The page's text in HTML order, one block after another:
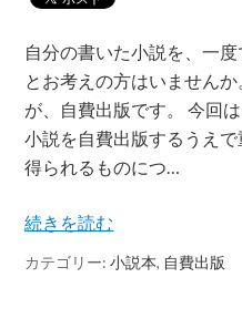
自分の書いた小説を、一
とお考えの方はいません
が、自費出版です。 今回
小説を自費出版するうえ
得られるものにつ…
続きを読む
カテゴリー:小説本, 自費出版